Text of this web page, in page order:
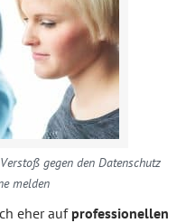
gegen den Datenschutz
melden
eher auf professionellen